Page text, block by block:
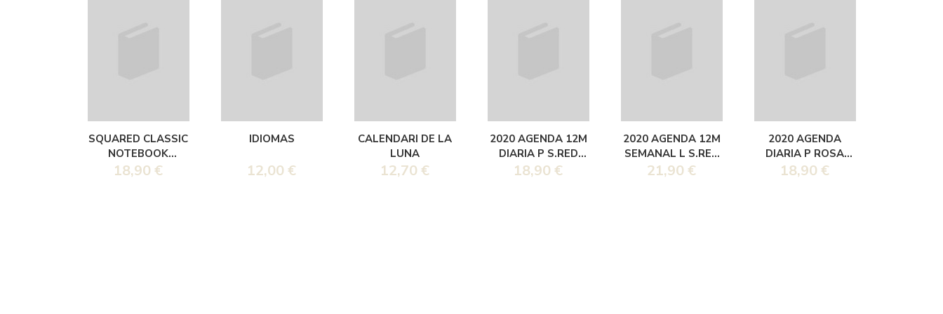
SQUARED CLASSIC
NOTEBOOK
CUADERNO
18,90 €
IDIOMAS
12,00 €
CALENDARI DE LA
LUNA
12,70 €
2020 AGENDA 12M
DIARIA P S.RED
TAPA DURA
18,90 €
2020 AGENDA 12M
SEMANAL L S.RED
TAPA DURA
21,90 €
2020 AGENDA
DIARIA P ROSA
TAPA DURA
18,90 €